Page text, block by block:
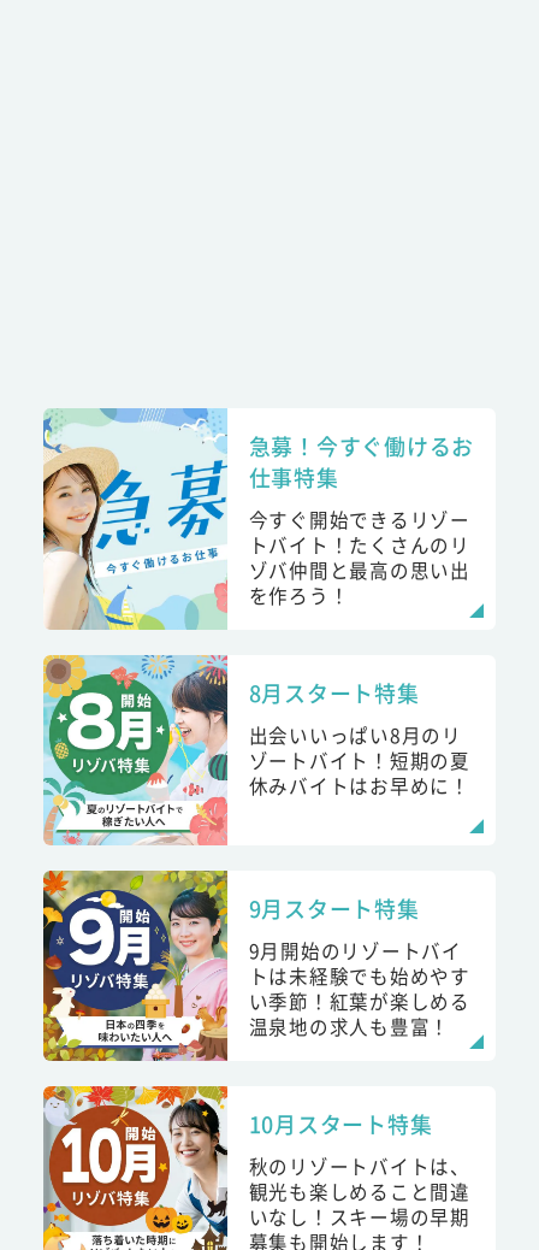
急募！今すぐ働けるお
仕事特集
今すぐ開始できるリゾー
トバイト！たくさんのリ
ゾバ仲間と最高の思い出
を作ろう！
8月スタート特集
出会いいっぱい8月のリ
ゾートバイト！短期の夏
休みバイトはお早めに！
9月スタート特集
9月開始のリゾートバイ
トは未経験でも始めやす
い季節！紅葉が楽しめる
温泉地の求人も豊富！
10月スタート特集
秋のリゾートバイトは、
観光も楽しめること間違
いなし！スキー場の早期
募集も開始します！